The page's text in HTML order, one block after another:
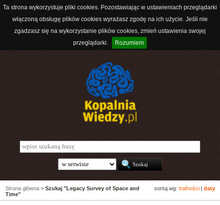
Ta strona wykorzystuje pliki cookies. Pozostawiając w ustawieniach przeglądarki
włączoną obsługę plików cookies wyrażasz zgodę na ich użycie. Jeśli nie
zgadzasz się na wykorzystanie plików cookies, zmień ustawienia swojej
przeglądarki.
Rozumiem
sortuj wg: trafności daty
Strona główna > Szukaj "Legacy Survey of Space and
Time"